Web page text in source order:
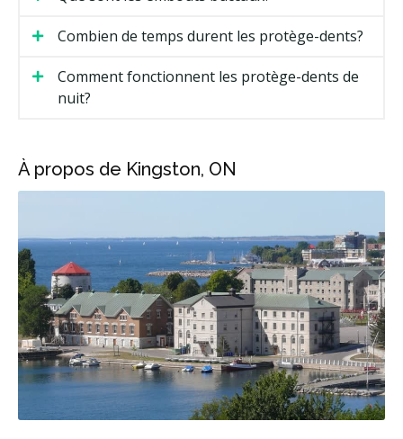
Combien de temps durent les protège-dents?
Comment fonctionnent les protège-dents de
nuit?
À propos de Kingston, ON